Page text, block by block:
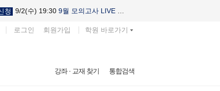
청 9/2(수) 19:30 9월 모의고사 LIVE 설명회
로그인 회원가입 학원 바로가기
강좌 · 교재 찾기 통합검색